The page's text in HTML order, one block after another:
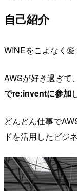
自己紹介
WINEをこよなく愛
AWSが好き過ぎて、
でre:inventに参加
どんどん仕事で
ドを活用したビジ